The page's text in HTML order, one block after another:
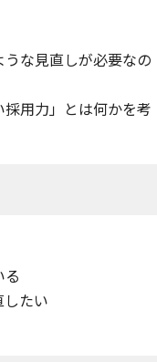
な見直しが必要なの
用力」とは何かを考
る
たい